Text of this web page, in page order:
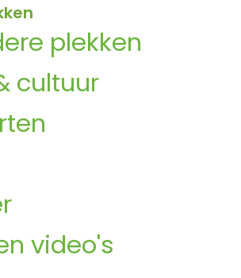
plekken
cultuur
video's